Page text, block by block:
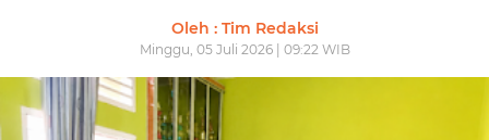
Oleh : Tim Redaksi
Minggu, 05 Juli 2026 | 09:22 WIB